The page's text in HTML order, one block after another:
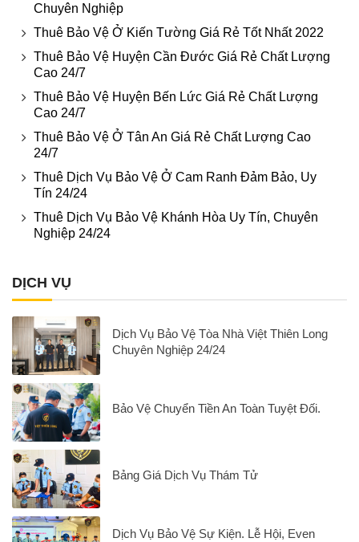
Chuyên Nghiệp
Thuê Bảo Vệ Ở Kiến Tường Giá Rẻ Tốt Nhất 2022
Thuê Bảo Vệ Huyện Cần Đước Giá Rẻ Chất Lượng
Cao 24/7
Thuê Bảo Vệ Huyện Bến Lức Giá Rẻ Chất Lượng
Cao 24/7
Thuê Bảo Vệ Ở Tân An Giá Rẻ Chất Lượng Cao
24/7
Thuê Dịch Vụ Bảo Vệ Ở Cam Ranh Đảm Bảo, Uy
Tín 24/24
Thuê Dịch Vụ Bảo Vệ Khánh Hòa Uy Tín, Chuyên
Nghiệp 24/24
DỊCH VỤ
Dịch Vụ Bảo Vệ Tòa Nhà Việt Thiên Long
Chuyên Nghiệp 24/24
Bảo Vệ Chuyển Tiền An Toàn Tuyệt Đối.
Bảng Giá Dịch Vụ Thám Tử
Dịch Vụ Bảo Vệ Sự Kiện. Lễ Hội, Even